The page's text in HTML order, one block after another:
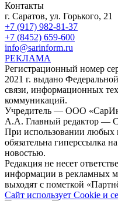
Контакты
г. Саратов, ул. Горького, 21
+7 (917) 982-81-37
+7 (8452) 659-600
info@sarinform.ru
РЕКЛАМА
Регистрационный номер
2021 г. выдано
связи, информационных
коммуникаций.
Учредитель — ООО
А.А. Главный редактор —
При использовании любых
обязательна гиперссылка на
новостью.
Редакция не несет
информации в рекламных
выходят с пометкой
Сайт использует Cookie и